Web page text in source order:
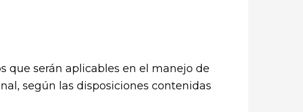
serán aplicables en el manejo de
según las disposiciones contenidas